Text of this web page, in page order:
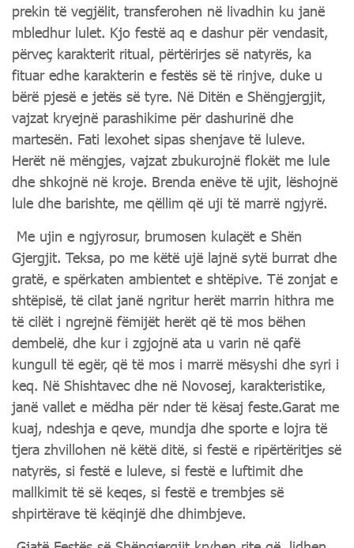
prekin të vegjëlit, transferohen në livadhin ku janë
mbledhur lulet. Kjo festë aq e dashur për vendasit,
përveç karakterit ritual, përtërirjes së natyrës, ka
fituar edhe karakterin e festës së të rinjve, duke u
bërë pjesë e jetës së tyre. Në Ditën e Shëngjergjit,
vajzat kryejnë parashikime për dashurinë dhe
martesën. Fati lexohet sipas shenjave të luleve.
Herët në mëngjes, vajzat zbukurojnë flokët me lule
dhe shkojnë në kroje. Brenda enëve të ujit, lëshojnë
lule dhe barishte, me qëllim që uji të marrë ngjyrë.
Me ujin e ngjyrosur, brumosen kulaçët e Shën
Gjergjit. Teksa, po me këtë ujë lajnë sytë burrat dhe
gratë, e spërkaten ambientet e shtëpive. Të zonjat e
shtëpisë, të cilat janë ngritur herët marrin hithra me
të cilët i ngrejnë fëmijët herët që të mos bëhen
dembelë, dhe kur i zgjojnë ata u varin në qafë
kungull të egër, që të mos i marrë mësyshi dhe syri i
keq. Në Shishtavec dhe në Novosej, karakteristike,
janë vallet e mëdha për nder të kësaj feste.Garat me
kuaj, ndeshja e qeve, mundja dhe sporte e lojra të
tjera zhvillohen në këtë ditë, si festë e ripërtëritjes së
natyrës, si festë e luleve, si festë e luftimit dhe
mallkimit të së keqes, si festë e trembjes së
shpirtërave të këqinjë dhe dhimbjeve.